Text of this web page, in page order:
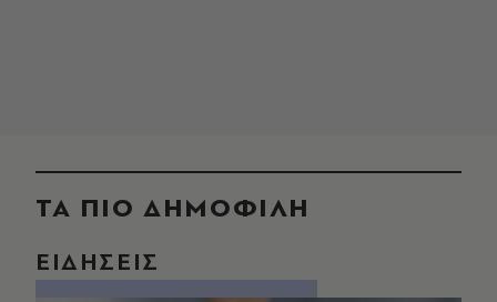
ΤΑ ΠΙΟ ΔΗΜΟΦΙΛΗ
ΕΙΔΗΣΕΙΣ